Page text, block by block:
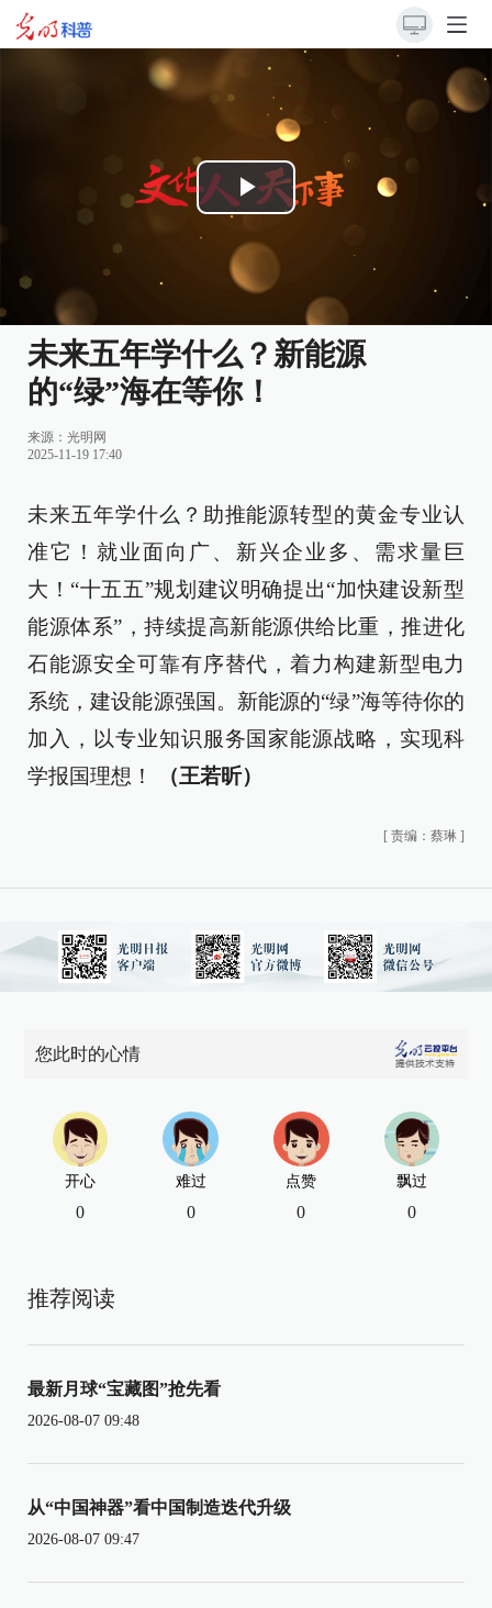
Play
Video
未来五年学什么？新能源
的“绿”海在等你！
来源： 光明网
2025-11-19 17:40
未来五年学什么？助推能源转型的黄金专业认
准它！就业面向广、新兴企业多、需求量巨
大！“十五五”规划建议明确提出“加快建设新型
能源体系”，持续提高新能源供给比重，推进化
石能源安全可靠有序替代，着力构建新型电力
系统，建设能源强国。新能源的“绿”海等待你的
加入，以专业知识服务国家能源战略，实现科
学报国理想！
（王若昕）
[ 责编：蔡琳 ]
您此时的心情
开心
0
难过
0
点赞
0
飘过
0
推荐阅读
最新月球“宝藏图”抢先看
2026-08-07 09:48
从“中国神器”看中国制造迭代升级
2026-08-07 09:47